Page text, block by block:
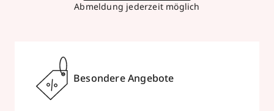
Abmeldung jederzeit möglich
Besondere Angebote